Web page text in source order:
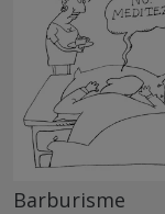
Barburisme